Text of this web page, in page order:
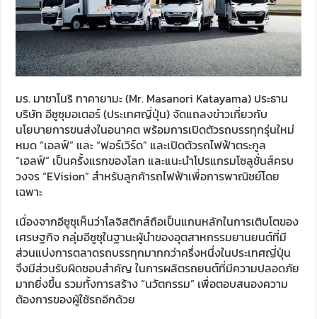
มร. มาซาโนริ ทาคายามะ (Mr. Masanori Katayama) ประธาน
บริษัท อีซูซุมอเตอร์ (ประเทศญี่ปุ่น) จัดแถลงข่าวเกี่ยวกับ
นโยบายการขนส่งในอนาคต พร้อมการเปิดตัวรถบรรทุกรุ่นใหม่
หมด “เอลฟ์” และ “ฟอร์เวิร์ด” และเปิดตัวรถไฟฟ้าตระกูล
“เอลฟ์” เป็นครั้งแรกของโลก และแนะนำโปรแกรมโซลูชั่นส์ครบ
วงจร “EVision” สำหรับลูกค้ารถไฟฟ้าเพื่อการพาณิชย์โดย
เฉพาะ
เนื่องจากอีซูซุเห็นว่าโลจิสติกส์ถือเป็นแกนหลักในการเติบโตของ
เศรษฐกิจ กลุ่มอีซูซุในฐานะผู้นำของอุตสาหกรรมยานยนต์ที่มี
ส่วนแบ่งการตลาดรถบรรทุกมากกว่าครึ่งหนึ่งในประเทศญี่ปุ่น
จึงมีส่วนรับผิดชอบสำคัญ ในการผลิตรถยนต์ที่มีความปลอดภัย
มากยิ่งขึ้น รวมทั้งการสร้าง “นวัตกรรม” เพื่อตอบสนองความ
ต้องการของผู้ใช้รถอีกด้วย